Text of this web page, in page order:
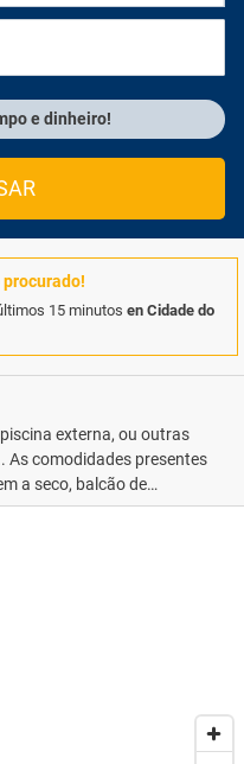
e dinheiro!
15 minutos en Cidade do
externa, ou outras
As comodidades presentes
a seco, balcão de
bagagem.
está disponível no local..